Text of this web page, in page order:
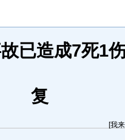
已造成7死1
复
[我